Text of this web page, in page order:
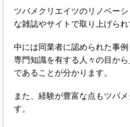
ツバメクリエイツのリノベー
な雑誌やサイトで取り上げられ
中には同業者に認められた事例
専門知識を有する人々の目か
であることが分かります。
また、経験が豊富な点もツバ
す。